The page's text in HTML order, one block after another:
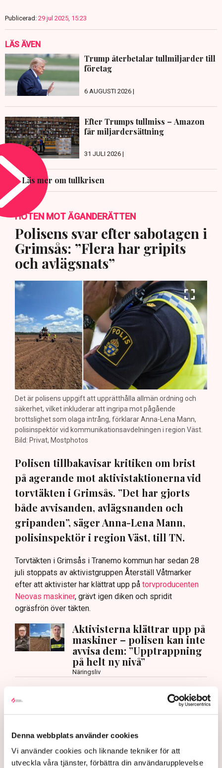
Denna webbplats använder cookies
Vi använder cookies och liknande tekniker för att
utveckla våra tjänster, förbättra din användarupplevelse
Publicerad: 29 jul 2025, 15:23
LÄS ÄVEN
Trump återbetalar tullmiljarder till
företag
6 AUGUSTI 2026 |
Efter Trumps tullmiss – Amazon
får miljardersättning
31 JULI 2026 |
Läs mer om tullkrisen
HOTEN MOT ÄGANDERÄTTEN
Polisens svar efter sabotagen i
Grimsås: ”Flera har gripits
och avlägsnats”
Det är polisens uppgift att upprätthålla allmän ordning och
säkerhet, vilket inkluderar att ingripa mot pågående
brottslighet som olaga intrång, förklarar Anna-Lena Mann,
polisinspektör vid kommunikationsavdelningen i region Väst.
Bild: Privat, Mostphotos
Polisen tillbakavisar kritiken om brist
på agerande mot aktivistaktionerna vid
torvtäkten i Grimsås. ”Det har gjorts
både avvisanden, avlägsnanden och
gripanden”, säger Anna-Lena Mann,
polisinspektör i region Väst, till TN.
Torvtäkten i Grimsås i Tranemo kommun har sedan 28
juli stoppats av aktivistgruppen Återställ Våtmarker
efter att aktivister har klättrat upp på torvproducenten
Neovas maskiner, grävt igen diken och spridit
ogräsfrön över täkten.
Aktivisterna klättrar upp på
maskiner – polisen kan inte
avvisa dem: ”Upptrappning
på helt ny nivå”
Näringsliv
Torvtäkten i Grimsås har stoppats av aktivister
aktionerna.